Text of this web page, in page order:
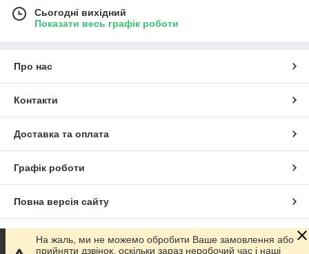
Сьогодні вихідний
Показати весь графік роботи
Про нас
Контакти
Доставка та оплата
Графік роботи
Повна версія сайту
Сайт створено на маркетплейсіProm.ua
На жаль, ми не можемо обробити Ваше замовлення або
прийняти дзвінок, оскільки зараз неробочий час і наші